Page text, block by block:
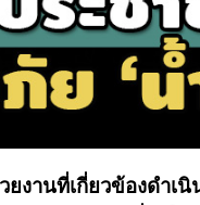
งานที่เกี่ยวข้องดำเ